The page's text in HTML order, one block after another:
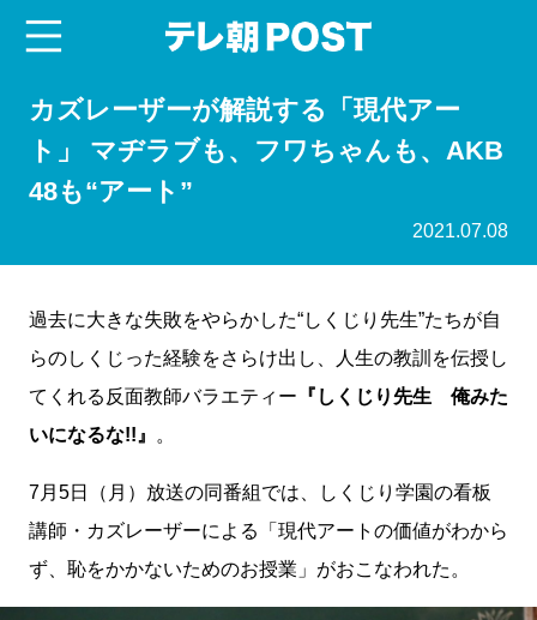
カズレーザーが解説する「現代アー
ト」 マヂラブも、フワちゃんも、AKB
48も“アート”
2021.07.08
過去に大きな失敗をやらかした“しくじり先生”たちが自
らのしくじった経験をさらけ出し、人生の教訓を伝授し
てくれる反面教師バラエティー 『しくじり先生 俺みた
いになるな!!』
。
7月5日（月）放送の同番組では、しくじり学園の看板
講師・カズレーザーによる「現代アートの価値がわから
ず、恥をかかないためのお授業」がおこなわれた。